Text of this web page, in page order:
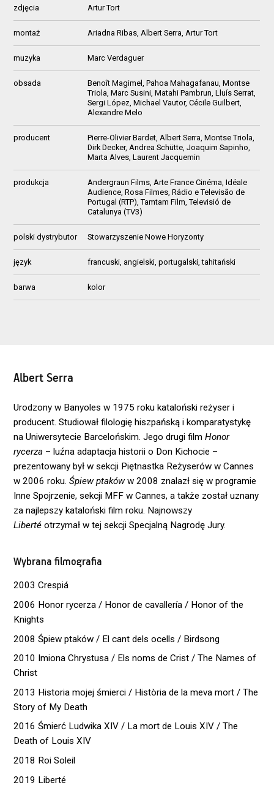
zdjęcia Artur Tort
montaż Ariadna Ribas, Albert Serra, Artur Tort
muzyka Marc Verdaguer
obsada
Benoît Magimel, Pahoa Mahagafanau, Montse
Triola, Marc Susini, Matahi Pambrun, Lluís Serrat,
Sergi López, Michael Vautor, Cécile Guilbert,
Alexandre Melo
producent
Pierre-Olivier Bardet, Albert Serra, Montse Triola,
Dirk Decker, Andrea Schütte, Joaquim Sapinho,
Marta Alves, Laurent Jacquemin
produkcja
Andergraun Films, Arte France Cinéma, Idéale
Audience, Rosa Filmes, Rádio e Televisão de
Portugal (RTP), Tamtam Film, Televisió de
Catalunya (TV3)
polski dystrybutor Stowarzyszenie Nowe Horyzonty
język francuski, angielski, portugalski, tahitański
barwa kolor
Albert Serra
Urodzony w Banyoles w 1975 roku kataloński reżyser i
producent. Studiował filologię hiszpańską i komparatystykę
na Uniwersytecie Barcelońskim. Jego drugi filmHonor
rycerza – luźna adaptacja historii o Don Kichocie –
prezentowany był w sekcji Piętnastka Reżyserów w Cannes
w 2006 roku.Śpiew ptakóww 2008 znalazł się w programie
Inne Spojrzenie, sekcji MFF w Cannes, a także został uznany
za najlepszy kataloński film roku. Najnowszy
Liberté otrzymał w tej sekcji Specjalną Nagrodę Jury.
Wybrana filmografia
2003 Crespiá
2006 Honor rycerza / Honor de cavallería / Honor of the
Knights
2008 Śpiew ptaków / El cant dels ocells / Birdsong
2010 Imiona Chrystusa / Els noms de Crist / The Names of
Christ
2013 Historia mojej śmierci / Història de la meva mort / The
Story of My Death
2016 Śmierć Ludwika XIV / La mort de Louis XIV / The
Death of Louis XIV
2018 Roi Soleil
2019 Liberté